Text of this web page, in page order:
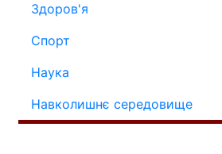
Здоров'я
Спорт
Наука
Навколишнє середовище